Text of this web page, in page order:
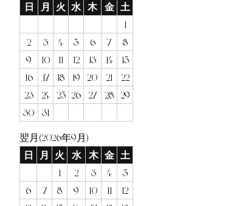
日
月 火 水 木 金 土
1
2
3 4 5 6 7
8
9
10 11 12 13 14
15
16
17 18 19 20 21
22
23
24 25 26 27 28
29
30
31
翌月(2026年9月)
日
月 火 水 木 金 土
1
2 3 4
5
6
7 8 9 10 11
12